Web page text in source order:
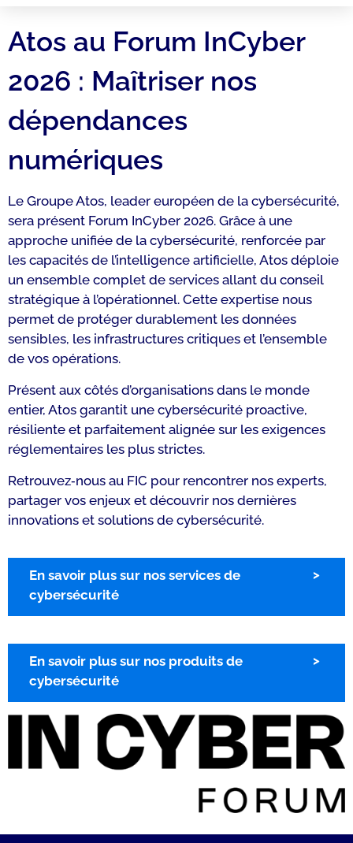
Atos au Forum InCyber
2026 : Maîtriser nos
dépendances
numériques
Le Groupe Atos, leader européen de la cybersécurité,
sera présent Forum InCyber 2026. Grâce à une
approche unifiée de la cybersécurité, renforcée par
les capacités de l’intelligence artificielle, Atos déploie
un ensemble complet de services allant du conseil
stratégique à l’opérationnel. Cette expertise nous
permet de protéger durablement les données
sensibles, les infrastructures critiques et l’ensemble
de vos opérations.
Présent aux côtés d’organisations dans le monde
entier, Atos garantit une cybersécurité proactive,
résiliente et parfaitement alignée sur les exigences
réglementaires les plus strictes.
Retrouvez‑nous au FIC pour rencontrer nos experts,
partager vos enjeux et découvrir nos dernières
innovations et solutions de cybersécurité.
En savoir plus sur nos services de
cybersécurité
En savoir plus sur nos produits de
cybersécurité